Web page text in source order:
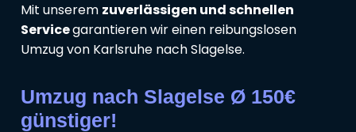
Mit unserem zuverlässigen und schnellen
Servicegarantieren wir einen reibungslosen
Umzug von Karlsruhe nach Slagelse.
Umzug nach Slagelse Ø 150€
günstiger!